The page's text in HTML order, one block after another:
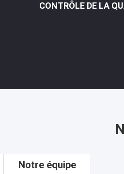
CONTRÔLE DE LA
Notre équipe